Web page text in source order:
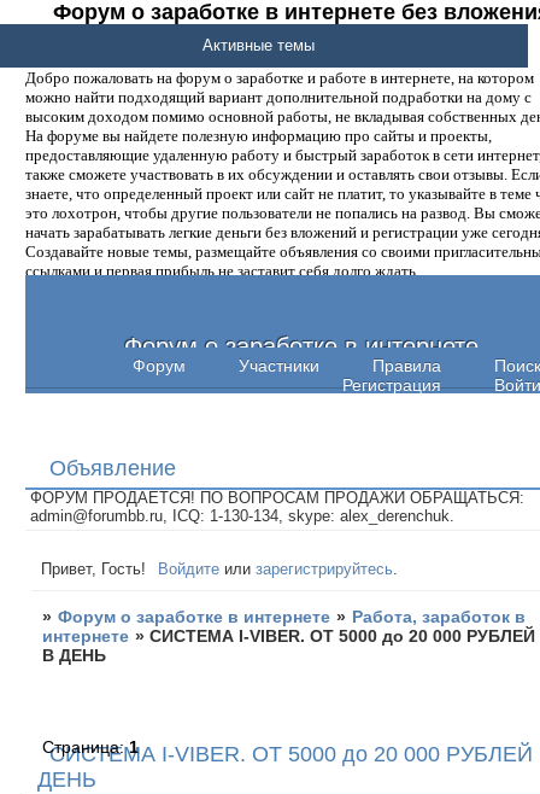
Форум о заработке в интернете без
денег.
Добро пожаловать на форум о заработке и работе в интернете, на котором
можно найти подходящий вариант дополнительной подработки на дому с
высоким доходом помимо основной работы, не вкладывая собственных
На форуме вы найдете полезную информацию про сайты и проекты,
предоставляющие удаленную работу и быстрый заработок в сети
также сможете участвовать в их обсуждении и оставлять свои отзывы.
знаете, что определенный проект или сайт не платит, то указывайте в теме
это лохотрон, чтобы другие пользователи не попались на развод. Вы
начать зарабатывать легкие деньги без вложений и регистрации уже
Создавайте новые темы, размещайте объявления со своими
ссылками и первая прибыль не заставит себя долго ждать.
Форум о заработке в интернете
Форум Участники Правила
Поиск
Регистрация
Войти
Активные темы
Объявление
ФОРУМ ПРОДАЕТСЯ! ПО ВОПРОСАМ ПРОДАЖИ ОБРАЩАТЬСЯ:
admin@forumbb.ru, ICQ: 1-130-134, skype: alex_derenchuk.
Привет, Гость! Войдите илизарегистрируйтесь
» Форум о заработке в интернете » Работа, заработок в
интернете »СИСТЕМА I-VIBER. ОТ 5000 до 20 000 РУБЛЕЙ
В ДЕНЬ
СИСТЕМА I-VIBER. ОТ 5000 до 20 000 РУБЛЕЙ
ДЕНЬ
Страница:1